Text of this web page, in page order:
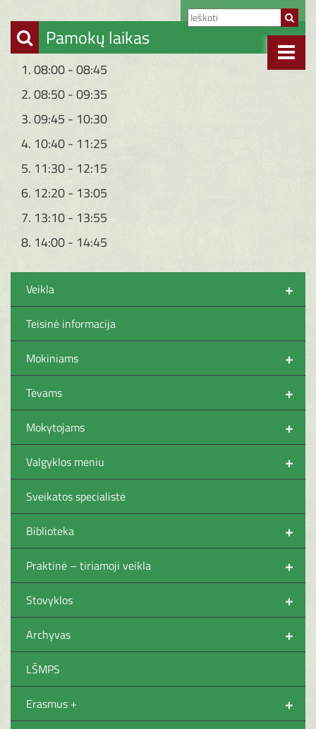
Pamokų laikas
1. 08:00 - 08:45
2. 08:50 - 09:35
3. 09:45 - 10:30
4. 10:40 - 11:25
5. 11:30 - 12:15
6. 12:20 - 13:05
7. 13:10 - 13:55
8. 14:00 - 14:45
+
Veikla
Teisinė informacija
+
Mokiniams
+
Tėvams
+
Mokytojams
+
Valgyklos meniu
Sveikatos specialistė
+
Biblioteka
+
Praktinė – tiriamoji veikla
+
Stovyklos
+
Archyvas
LŠMPS
+
Erasmus +